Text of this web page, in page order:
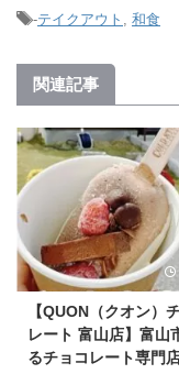
-テイクアウト 和食
関連記事
【QUON（クオン）
レート 富山店】富山
るチョコレート専門